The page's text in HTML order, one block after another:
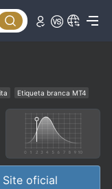
Etiqueta branca MT4
alto
Site oficial